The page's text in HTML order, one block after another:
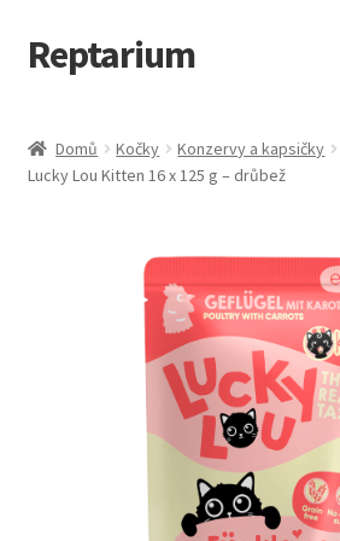
Přeskočit
na
Přejít
k
webu
Reptarium
Košík
Domů Kočky Konzervy a kapsičky
Lucky Lou Kitten 16 x 125 g – drůbež